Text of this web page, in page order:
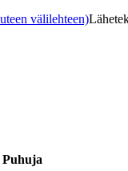
välilehteen)
Puhuja